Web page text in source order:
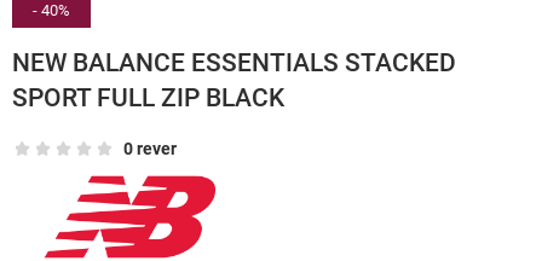
- 40%
NEW BALANCE ESSENTIALS STACKED
SPORT FULL ZIP BLACK
0 rever